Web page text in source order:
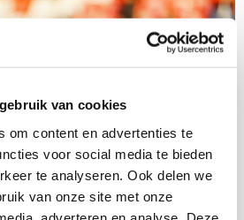
van cookies
om content en advertenties te
voor social media te bieden
te analyseren. Ook delen we
van onze site met onze